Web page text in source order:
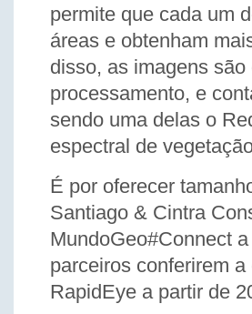
permite que cada um
áreas e obtenham
disso, as imagens
processamento, e
sendo uma delas o
espectral de
É por oferecer
Santiago & Cintra
MundoGeo#Connect
parceiros conferirem
RapidEye a partir de